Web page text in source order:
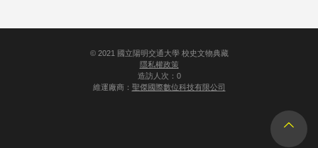
© 2021 國立陽明交通大學 校史文物典藏
隱私權政策
造訪人次：0
維運廠商： 聖傑國際數位科技有限公司